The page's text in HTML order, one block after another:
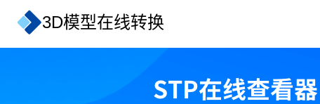
3D模型在线转换